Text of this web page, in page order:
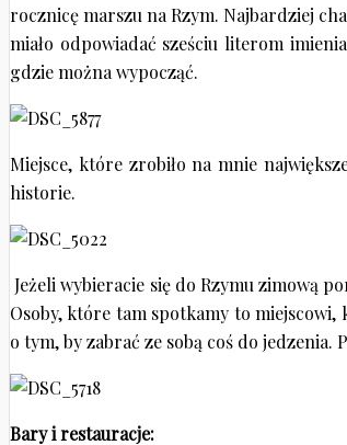
rocznicę marszu na Rzym. Najbardziej
miało odpowiadać sześciu literom
gdzie można wypocząć.
Miejsce, które zrobiło na mnie
historie.
Jeżeli wybieracie się do Rzymu zimową
Osoby, które tam spotkamy to
o tym, by zabrać ze sobą coś do
Bary i restauracje: